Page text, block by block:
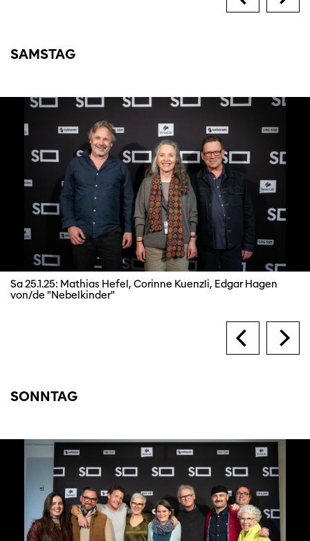
Diese Seite wird mit Internet Explorer
nicht optimal dargestellt. Bitte
verwenden Sie einen anderen Browser.
SAMSTAG
Sa 25.1.25: Mathias Hefel, Corinne Kuenzli, Edgar Hagen
von/de "Nebelkinder"
SONNTAG